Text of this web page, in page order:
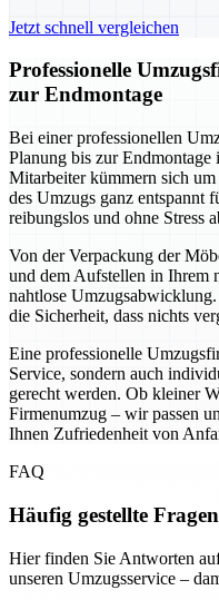
Jetzt schnell vergleichen
Professionelle
zur Endmontage
Bei einer professionellen
Planung bis zur Endmontage
Mitarbeiter kümmern sich
des Umzugs ganz entspannt
reibungslos und ohne Stress
Von der Verpackung der
und dem Aufstellen in Ihrem
nahtlose
die Sicherheit, dass nichts
Eine professionelle
Service, sondern auch
gerecht werden. Ob kleiner
Firmenumzug – wir passen
Ihnen Zufriedenheit von
FAQ
Häufig gestellte Fragen
Hier finden Sie Antworten
unseren Umzugsservice –